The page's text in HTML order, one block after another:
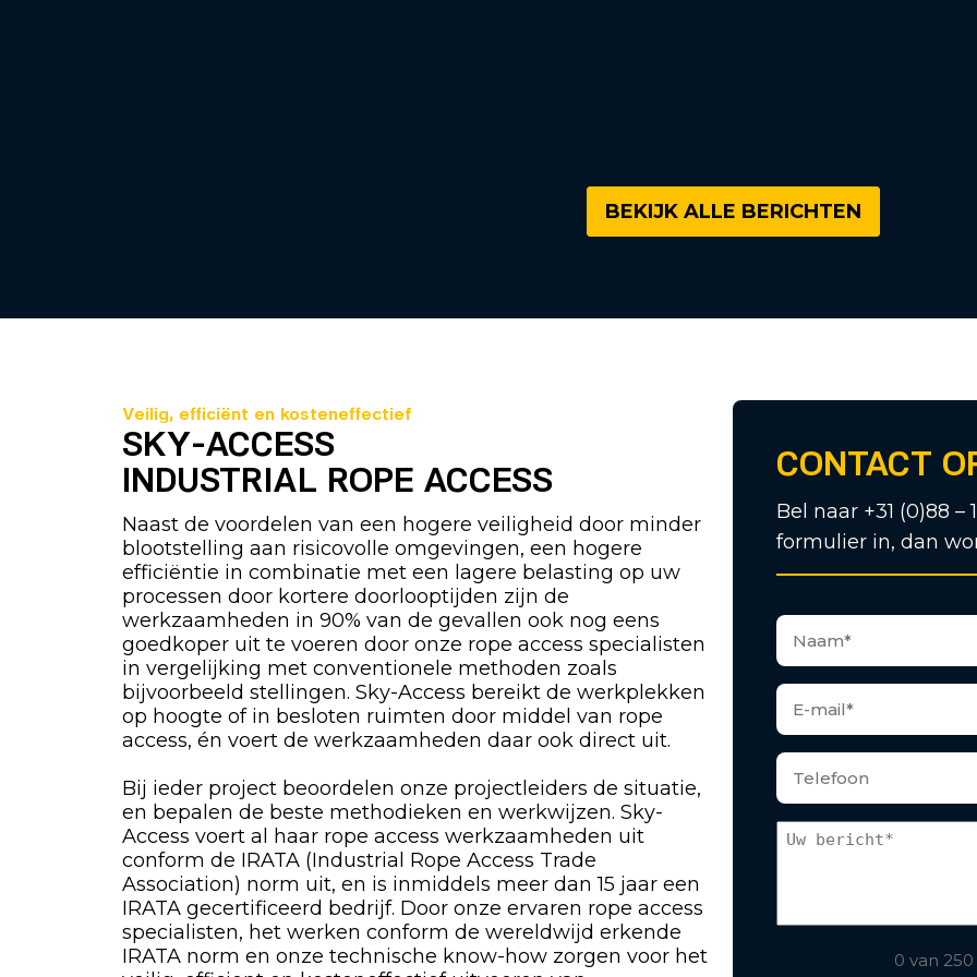
BEKIJK ALLE BERICHTEN
Veilig, efficiënt en kosteneffectief
SKY-ACCESS
INDUSTRIAL ROPE ACCESS
Naast de voordelen van een hogere veiligheid door minder
blootstelling aan risicovolle omgevingen, een hogere
efficiëntie in combinatie met een lagere belasting op uw
processen door kortere doorlooptijden zijn de
werkzaamheden in 90% van de gevallen ook nog eens
goedkoper uit te voeren door onze rope access specialisten
in vergelijking met conventionele methoden zoals
bijvoorbeeld stellingen. Sky-Access bereikt de werkplekken
op hoogte of in besloten ruimten door middel van rope
access, én voert de werkzaamheden daar ook direct uit.
Bij ieder project beoordelen onze projectleiders de situatie,
en bepalen de beste methodieken en werkwijzen. Sky-
Access voert al haar rope access werkzaamheden uit
conform de IRATA (Industrial Rope Access Trade
Association) norm uit, en is inmiddels meer dan 15 jaar een
IRATA gecertificeerd bedrijf. Door onze ervaren rope access
specialisten, het werken conform de wereldwijd erkende
IRATA norm en onze technische know-how zorgen voor het
CONTACT
Bel naar +31 (0)88
formulier in, dan
0 van